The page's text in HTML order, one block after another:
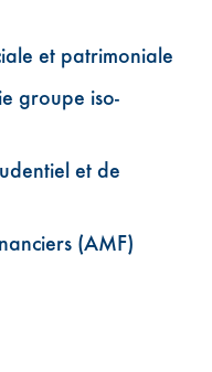
et patrimoniale
groupe iso-
et de
(AMF)